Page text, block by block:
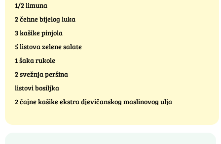
1/2 limuna
2 čehne bijelog luka
3 kašike pinjola
5 listova zelene salate
1 šaka rukole
2 svežnja peršina
listovi bosiljka
2 čajne kašike ekstra djevičanskog maslinovog ulja